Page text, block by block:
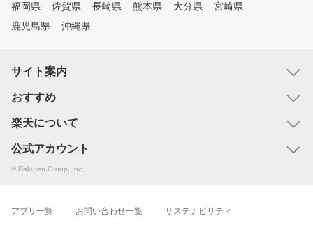
福岡県
佐賀県 長崎県 熊本県 大分県
宮崎県
鹿児島県
沖縄県
サイト案内
おすすめ
楽天について
公式アカウント
© Rakuten Group, Inc.
アプリ一覧 お問い合わせ一覧 サステナビリティ